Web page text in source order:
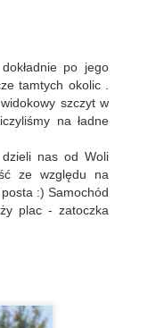
po jego
tamtych okolic .
szczyt w
na ładne
nas od Woli
ze względu na
:) Samochód
plac - zatoczka
którzy przez stulecia
okruchy możemy
- przetrwała. Jej początki
sądowych z roku
własność królewską.
a potem w Desznie.
Bałucianki był hrabia Jan